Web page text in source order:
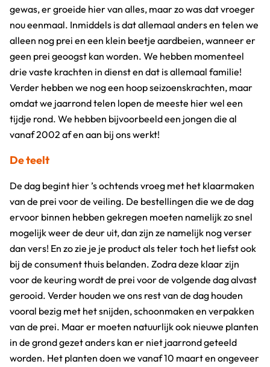
gewas, er groeide hier van alles, maar zo was dat vroeger
nou eenmaal. Inmiddels is dat allemaal anders en telen we
alleen nog prei en een klein beetje aardbeien, wanneer er
geen prei geoogst kan worden. We hebben momenteel
drie vaste krachten in dienst en dat is allemaal familie!
Verder hebben we nog een hoop seizoenskrachten, maar
omdat we jaarrond telen lopen de meeste hier wel een
tijdje rond. We hebben bijvoorbeeld een jongen die al
vanaf 2002 af en aan bij ons werkt!
De teelt
De dag begint hier ’s ochtends vroeg met het klaarmaken
van de prei voor de veiling. De bestellingen die we de dag
ervoor binnen hebben gekregen moeten namelijk zo snel
mogelijk weer de deur uit, dan zijn ze namelijk nog verser
dan vers! En zo zie je je product als teler toch het liefst ook
bij de consument thuis belanden. Zodra deze klaar zijn
voor de keuring wordt de prei voor de volgende dag alvast
gerooid. Verder houden we ons rest van de dag houden
vooral bezig met het snijden, schoonmaken en verpakken
van de prei. Maar er moeten natuurlijk ook nieuwe planten
in de grond gezet anders kan er niet jaarrond geteeld
worden. Het planten doen we vanaf 10 maart en ongeveer